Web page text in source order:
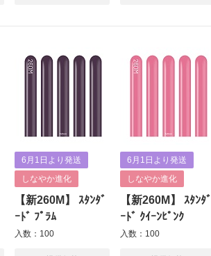
6月1日より発送
しなやか進化
【新260M】 ｽﾀﾝﾀﾞ
ｰﾄﾞ ﾌﾟﾗﾑ
入数：100
6月1日より発送
しなやか進化
【新260M】 ｽﾀﾝﾀﾞ
ｰﾄﾞ ｸｲｰﾝﾋﾟﾝｸ
入数：100